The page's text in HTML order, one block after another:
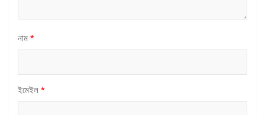
নাম *
ইমেইল *